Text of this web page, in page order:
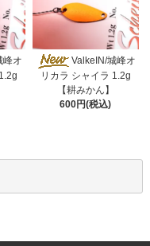
峰オ
ValkeIN/城峰オ
リカラ シャイラ 1.2g
【耕みかん】
600円(税込)